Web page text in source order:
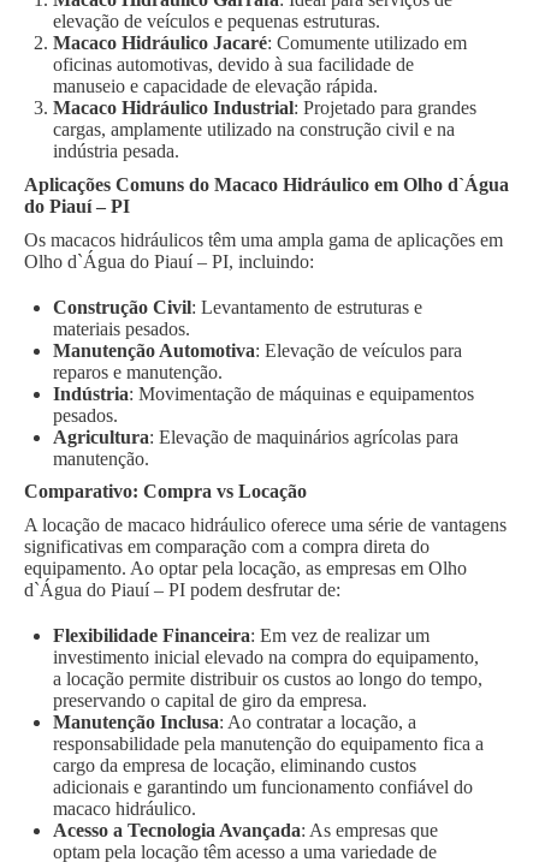
elevação de veículos e pequenas estruturas.
Macaco Hidráulico Jacaré: Comumente utilizado em
oficinas automotivas, devido à sua facilidade de
manuseio e capacidade de elevação rápida.
Macaco Hidráulico Industrial: Projetado para grandes
cargas, amplamente utilizado na construção civil e na
indústria pesada.
Aplicações Comuns do Macaco Hidráulico em Olho d`Água
do Piauí – PI
Os macacos hidráulicos têm uma ampla gama de aplicações em
Olho d`Água do Piauí – PI, incluindo:
Construção Civil: Levantamento de estruturas e
materiais pesados.
Manutenção Automotiva: Elevação de veículos para
reparos e manutenção.
Indústria: Movimentação de máquinas e equipamentos
pesados.
Agricultura: Elevação de maquinários agrícolas para
manutenção.
Comparativo: Compra vs Locação
A locação de macaco hidráulico oferece uma série de vantagens
significativas em comparação com a compra direta do
equipamento. Ao optar pela locação, as empresas em Olho
d`Água do Piauí – PI podem desfrutar de:
Flexibilidade Financeira: Em vez de realizar um
investimento inicial elevado na compra do equipamento,
a locação permite distribuir os custos ao longo do tempo,
preservando o capital de giro da empresa.
Manutenção Inclusa: Ao contratar a locação, a
responsabilidade pela manutenção do equipamento fica a
cargo da empresa de locação, eliminando custos
adicionais e garantindo um funcionamento confiável do
macaco hidráulico.
Acesso a Tecnologia Avançada: As empresas que
optam pela locação têm acesso a uma variedade de